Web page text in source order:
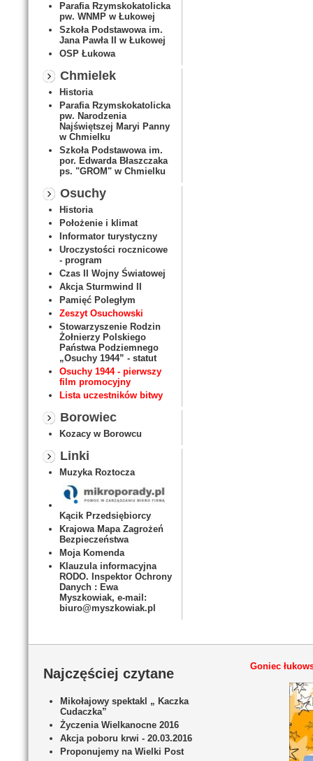
Parafia Rzymskokatolicka
pw. WNMP w Łukowej
Szkoła Podstawowa im.
Jana Pawła II w Łukowej
OSP Łukowa
Chmielek
Historia
Parafia Rzymskokatolicka
pw. Narodzenia
Najświętszej Maryi Panny
w Chmielku
Szkoła Podstawowa im.
por. Edwarda Błaszczaka
ps. "GROM" w Chmielku
Osuchy
Historia
Położenie i klimat
Informator turystyczny
Uroczystości rocznicowe
- program
Czas II Wojny Światowej
Akcja Sturmwind II
Pamięć Poległym
Zeszyt Osuchowski
Stowarzyszenie Rodzin
Żołnierzy Polskiego
Państwa Podziemnego
„Osuchy 1944” - statut
Osuchy 1944 - pierwszy
film promocyjny
Lista uczestników bitwy
Borowiec
Kozacy w Borowcu
Linki
Muzyka Roztocza
Kącik Przedsiębiorcy
Krajowa Mapa Zagrożeń
Bezpieczeństwa
Moja Komenda
Klauzula informacyjna
RODO. Inspektor Ochrony
Danych : Ewa
Myszkowiak, e-mail:
biuro@myszkowiak.pl
Najczęściej czytane
Mikołajowy spektakl „ Kaczka
Cudaczka”
Życzenia Wielkanocne 2016
Akcja poboru krwi - 20.03.2016
Proponujemy na Wielki Post
Goniec